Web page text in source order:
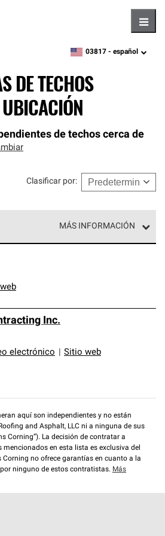
zipcode, language
03817 - español
DE TECHOS
de techos cerca de
Clasificar por:
MÁS INFORMACIÓN
de profesionales de techos
estándares y requisitos estrictos
Inc.
electrónico Sitio web
aquí son independientes y no están
and Asphalt, LLC ni a ninguna de sus
Corning”). La decisión de contratar a
en esta lista es exclusiva del
Corning no ofrece garantías en cuanto a la
ninguno de estos contratistas. Más